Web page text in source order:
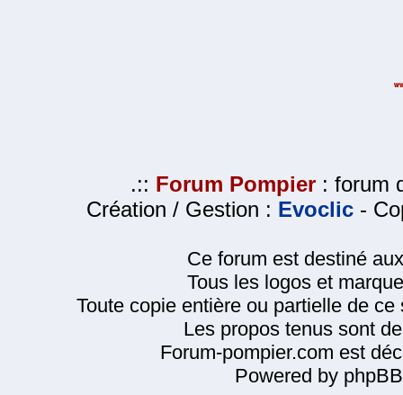
.:: Forum Pompier : forum
Création / Gestion : Evoclic -
Ce forum est destiné
Tous les logos et
Toute copie entière ou partielle de
Les propos tenus sont
Forum-pompier.com est
Powered by